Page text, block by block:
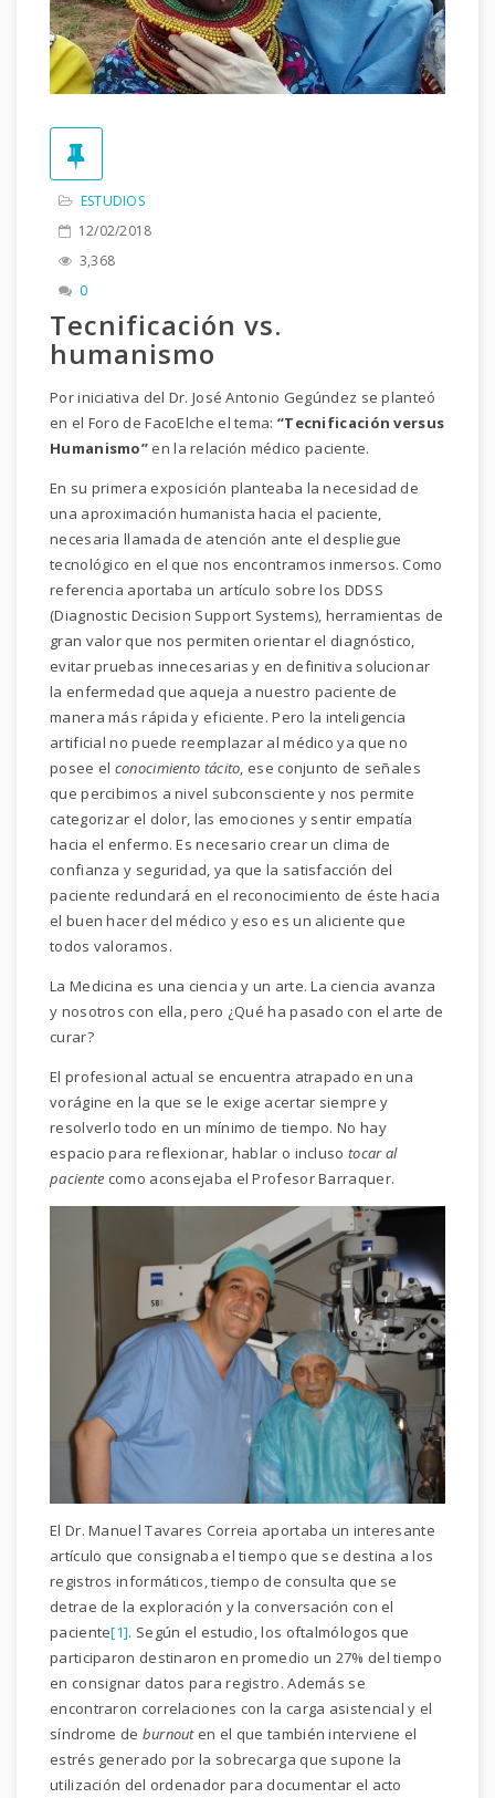
ESTUDIOS
12/02/2018
3,368
0
Tecnificación vs.
humanismo
Por iniciativa del Dr. José Antonio Gegúndez se planteó
en el Foro de FacoElche el tema: “Tecnificación versus
Humanismo” en la relación médico paciente.
En su primera exposición planteaba la necesidad de
una aproximación humanista hacia el paciente,
necesaria llamada de atención ante el despliegue
tecnológico en el que nos encontramos inmersos. Como
referencia aportaba un artículo sobre los DDSS
(Diagnostic Decision Support Systems), herramientas de
gran valor que nos permiten orientar el diagnóstico,
evitar pruebas innecesarias y en definitiva solucionar
la enfermedad que aqueja a nuestro paciente de
manera más rápida y eficiente. Pero la inteligencia
artificial no puede reemplazar al médico ya que no
posee el conocimiento tácito, ese conjunto de señales
que percibimos a nivel subconsciente y nos permite
categorizar el dolor, las emociones y sentir empatía
hacia el enfermo. Es necesario crear un clima de
confianza y seguridad, ya que la satisfacción del
paciente redundará en el reconocimiento de éste hacia
el buen hacer del médico y eso es un aliciente que
todos valoramos.
La Medicina es una ciencia y un arte. La ciencia avanza
y nosotros con ella, pero ¿Qué ha pasado con el arte de
curar?
El profesional actual se encuentra atrapado en una
vorágine en la que se le exige acertar siempre y
resolverlo todo en un mínimo de tiempo. No hay
espacio para reflexionar, hablar o incluso tocar al
paciente como aconsejaba el Profesor Barraquer.
El Dr. Manuel Tavares Correia aportaba un interesante
artículo que consignaba el tiempo que se destina a los
registros informáticos, tiempo de consulta que se
detrae de la exploración y la conversación con el
paciente[1]. Según el estudio, los oftalmólogos que
participaron destinaron en promedio un 27% del tiempo
en consignar datos para registro. Además se
encontraron correlaciones con la carga asistencial y el
síndrome de burnouten el que también interviene el
estrés generado por la sobrecarga que supone la
utilización del ordenador para documentar el acto